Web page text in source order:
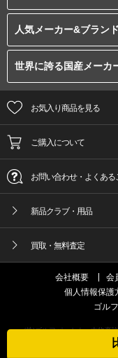
人気メーカー&ブランド
世界に誇る国産メーカ
お気入り商品を見る
ご購入について
お問い合わせ・よくある
新品クラブ・用品
買取・無料査定
会社概要 会
個人情報保護
ゴル
(株)ゴルフパートナー古物商